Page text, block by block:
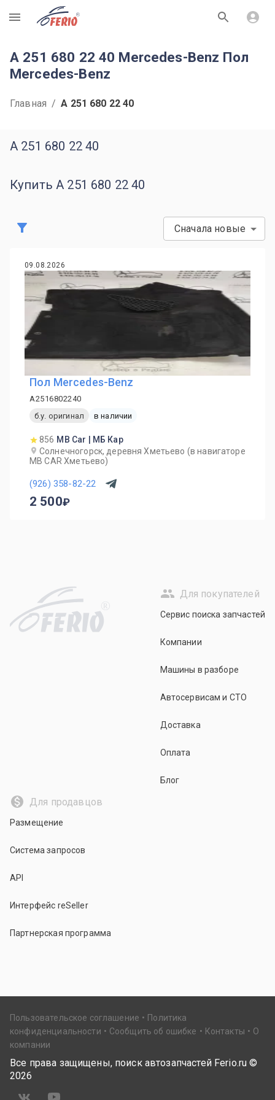
R
A 251 680 22 40 Mercedes-Benz Пол
Mercedes-Benz
Главная / A 251 680 22 40
A 251 680 22 40
Купить A 251 680 22 40
Сначала новые
09.08.2026
Пол Mercedes-Benz
A2516802240
б.у. оригинал
в наличии
856 MB Car | МБ Кар
Солнечногорск, деревня Хметьево (в навигаторе
MB CAR Хметьево)
(926) 358-82-22
2 500
R
Для покупателей
Сервис поиска запчастей
Компании
Машины в разборе
Автосервисам и СТО
Доставка
Оплата
Блог
Для продавцов
Размещение
Система запросов
API
Интерфейс reSeller
Партнерская программа
Пользовательское соглашение
Политика
конфиденциальности
Сообщить об ошибке Контакты
О
компании
Все права защищены, поиск автозапчастей Ferio.ru ©
2026